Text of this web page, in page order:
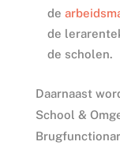
de
de
de scholen.
Daarnaast
School &